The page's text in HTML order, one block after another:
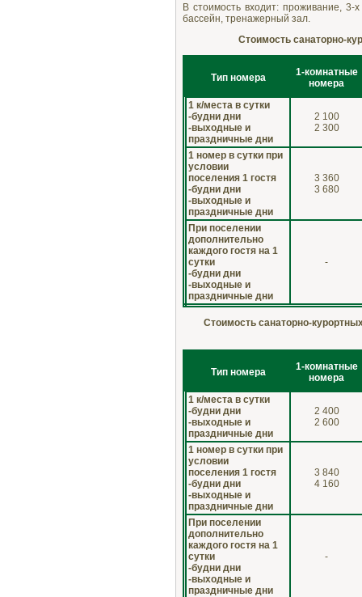
В стоимость входит: проживание, 3-
бассейн, тренажерный зал.
Стоимость санаторно-
Тип номера
1-комнатные
номера
1 к/места в сутки
-будни дни
-выходные и
праздничные дни
2 100
2 300
1 номер в сутки при
условии
поселения 1 гостя
-будни дни
-выходные и
праздничные дни
3 360
3 680
При поселении
дополнительно
каждого гостя на 1
сутки
-будни дни
-выходные и
праздничные дни
-
Стоимость санаторно-
Тип номера
1-комнатные
номера
1 к/места в сутки
-будни дни
-выходные и
праздничные дни
2 400
2 600
1 номер в сутки при
условии
поселения 1 гостя
-будни дни
-выходные и
праздничные дни
3 840
4 160
При поселении
дополнительно
каждого гостя на 1
сутки
-будни дни
-выходные и
праздничные дни
-